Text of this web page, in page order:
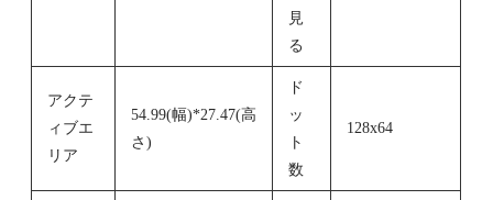
見
る
アクテ
ィブエ
リア
54.99(幅)*27.47(高
さ)
ド
ッ
ト
数
128x64